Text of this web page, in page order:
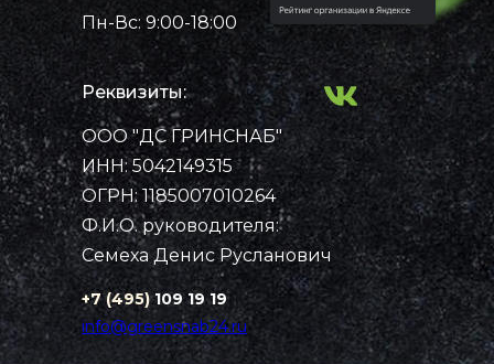
Примеры работ
Рассчитать стоимость
Контакты
Главная
Каталог
ООО "ДС ГРИНСНАБ"
ИНН: 5042149315
ОГРН: 1185007010264
Ф.И.О. руководителя:
Семеха Денис Русланович
Пн-Вс: 9:00-18:00
+7 (495)109 19 19
Реквизиты:
info@greensnab24.ru